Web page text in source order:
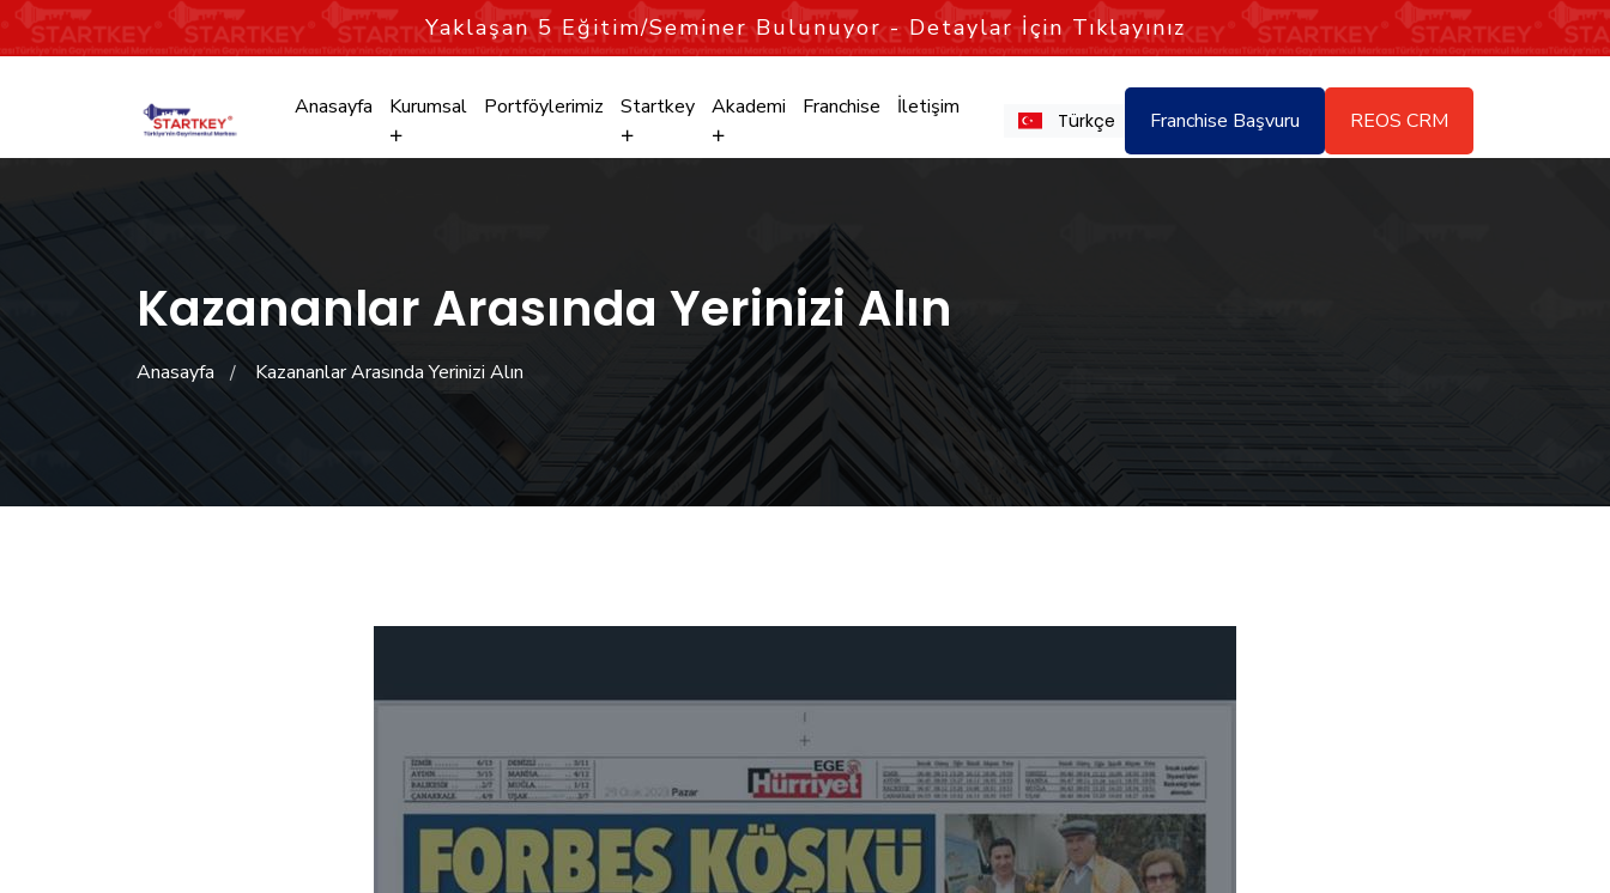
Yaklaşan5Eğitim/Seminer Bulunuyor - Detaylar İçin Tıklayınız
Anasayfa Kurumsal Portföylerimiz Startkey Akademi Franchise İletişim
Türkçe Franchise Başvuru REOS CRM
Kazananlar Arasında Yerinizi Alın
Anasayfa Kazananlar Arasında Yerinizi Alın